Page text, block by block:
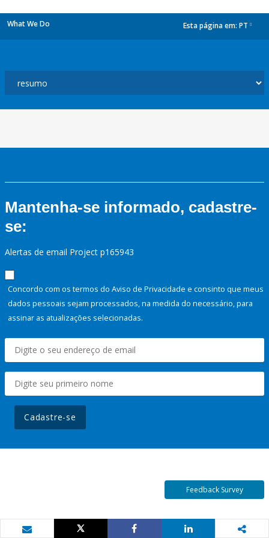
What We Do Esta página em: PT
Mantenha-se informado, cadastre-
se:
Alertas de email Project p165943
Concordo com os termos do Aviso de Privacidade e consinto que meus
dados pessoais sejam processados, na medida do necessário, para
assinar as atualizações selecionadas.
Cadastre-se
Feedback Survey